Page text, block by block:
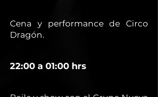
Cena y performance de Circo
Dragón.
22:00 a 01:00 hrs